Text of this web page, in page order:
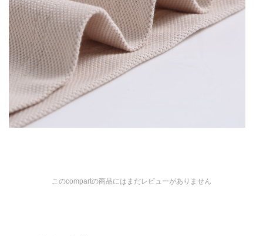
このcompartの商品にはまだレビューがありません